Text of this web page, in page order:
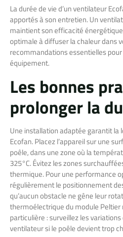
La durée de vie d’un ventilateur
apportés à son entretien. Un
maintient son efficacité
optimale à diffuser la chaleur dans
recommandations essentielles
équipement.
Les bonnes
prolonger la
Une installation adaptée garantit
Ecofan. Placez l’appareil sur une
poêle, dans une zone où la
325°C. Évitez les zones
thermique. Pour une performance
régulièrement le positionnement
qu’aucun obstacle ne gêne leur
thermoélectrique du module
particulière : surveillez les
ventilateur si le poêle devient trop